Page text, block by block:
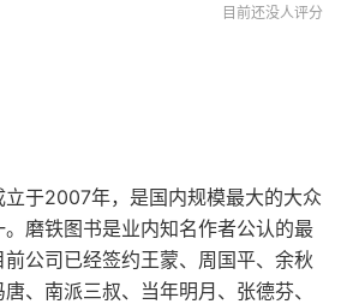
目前还没人评分
于2007年，是国内规模最大的大众
磨铁图书是业内知名作者公认的最
公司已经签约王蒙、周国平、余秋
、南派三叔、当年明月、张德芬、